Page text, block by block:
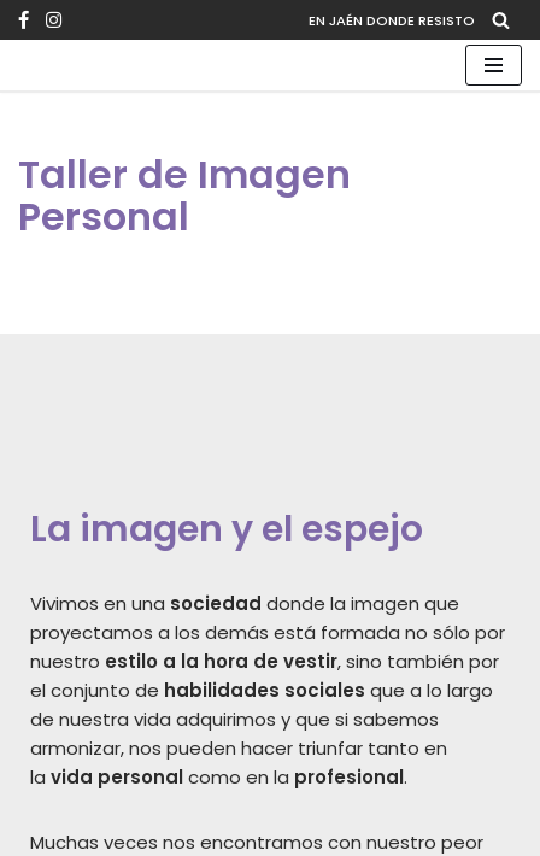
EN JAÉN DONDE RESISTO
Taller de Imagen
Personal
La imagen y el espejo
Vivimos en una sociedad donde la imagen que
proyectamos a los demás está formada no sólo por
nuestro estilo a la hora de vestir, sino también por
el conjunto de habilidades sociales que a lo largo
de nuestra vida adquirimos y que si sabemos
armonizar, nos pueden hacer triunfar tanto en
la vida personalcomo en la profesional.
Muchas veces nos encontramos con nuestro peor